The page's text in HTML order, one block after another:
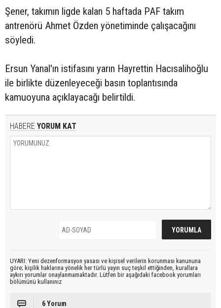
Şener, takımın ligde kalan 5 haftada PAF takım
antrenörü Ahmet Özden yönetiminde çalışacağını
söyledi.
Ersun Yanal'ın istifasını yarın Hayrettin Hacısalihoğlu
ile birlikte düzenleyeceği basın toplantısında
kamuoyuna açıklayacağı belirtildi.
HABERE YORUM KAT
UYARI: Yeni dezenformasyon yasası ve kişisel verilerin korunması kanununa
göre; kişilik haklarına yönelik her türlü yayın suç teşkil ettiğinden, kurallara
aykırı yorumlar onaylanmamaktadır. Lütfen bir aşağıdaki facebook yorumları
bölümünü kullanınız
6 Yorum